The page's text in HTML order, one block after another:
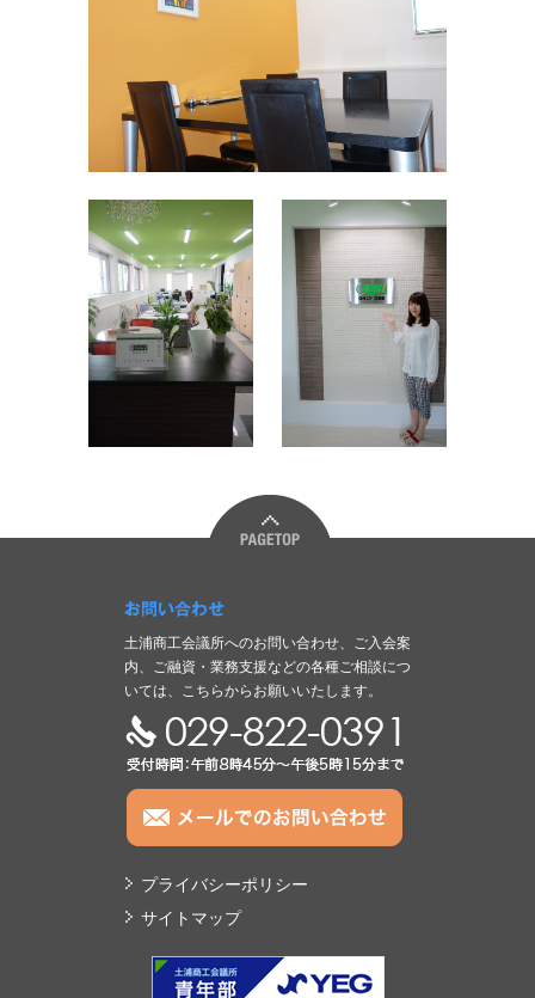
お問い合わせ
土浦商工会議所へのお問い合わせ、ご入会案
内、ご融資・業務支援などの各種ご相談につ
いては、こちらからお願いいたします。
TEL:029-822-0391
プライバシーポリシー
サイトマップ